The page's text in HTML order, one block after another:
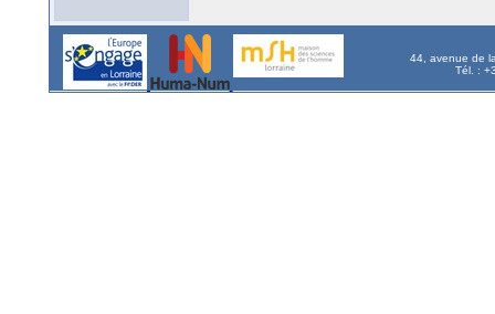
44, avenue de
Tél. :